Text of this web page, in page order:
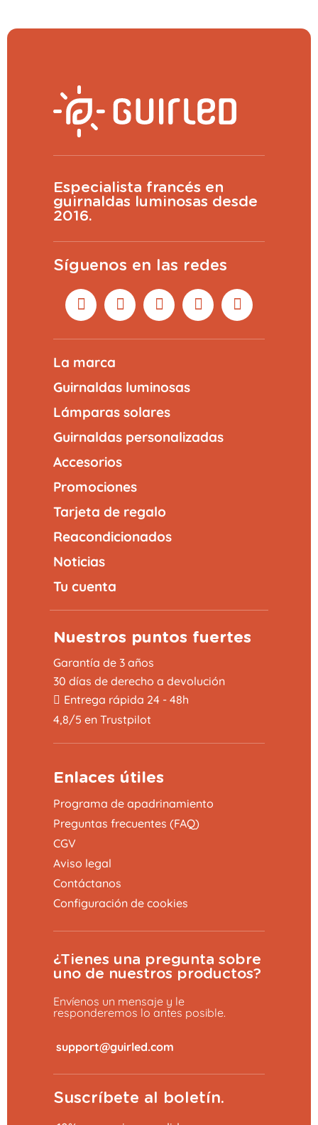
Especialista francés en
guirnaldas luminosas desde
2016.
Síguenos en las redes
La marca
Guirnaldas luminosas
Lámparas solares
Guirnaldas personalizadas
Accesorios
Promociones
Tarjeta de regalo
Reacondicionados
Noticias
Tu cuenta
Nuestros puntos fuertes
Garantía de 3 años
30 días de derecho a devolución
Entrega rápida 24 - 48h
4,8/5 en Trustpilot
Enlaces útiles
Programa de apadrinamiento
Preguntas frecuentes (FAQ)
CGV
Aviso legal
Contáctanos
Configuración de cookies
¿Tienes una pregunta sobre
uno de nuestros productos?
Envíenos un mensaje y le
responderemos lo antes posible.
Suscríbete al boletín.